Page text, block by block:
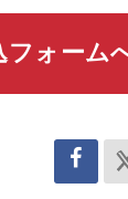
フォーム